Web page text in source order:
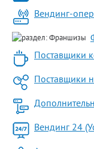
Вендинг-
Поставщики
Поставщики
Вендинг 24